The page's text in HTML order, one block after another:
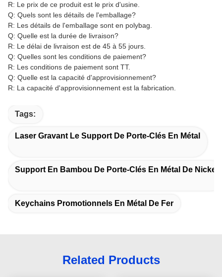
R: Le prix de ce produit est le prix d'usine.
Q: Quels sont les détails de l'emballage?
R: Les détails de l'emballage sont en polybag.
Q: Quelle est la durée de livraison?
R: Le délai de livraison est de 45 à 55 jours.
Q: Quelles sont les conditions de paiement?
R: Les conditions de paiement sont TT.
Q: Quelle est la capacité d'approvisionnement?
R: La capacité d'approvisionnement est la fabrication.
Tags:
Laser Gravant Le Support De Porte-Clés En Métal
Support En Bambou De Porte-Clés En Métal De Nickel
Keychains Promotionnels En Métal De Fer
Related Products